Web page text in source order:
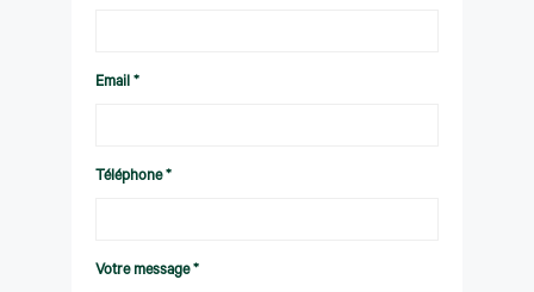
Email *
Téléphone *
Votre message *